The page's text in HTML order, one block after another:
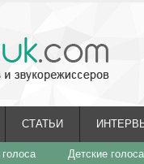
СТАТЬИ
Детские голоса